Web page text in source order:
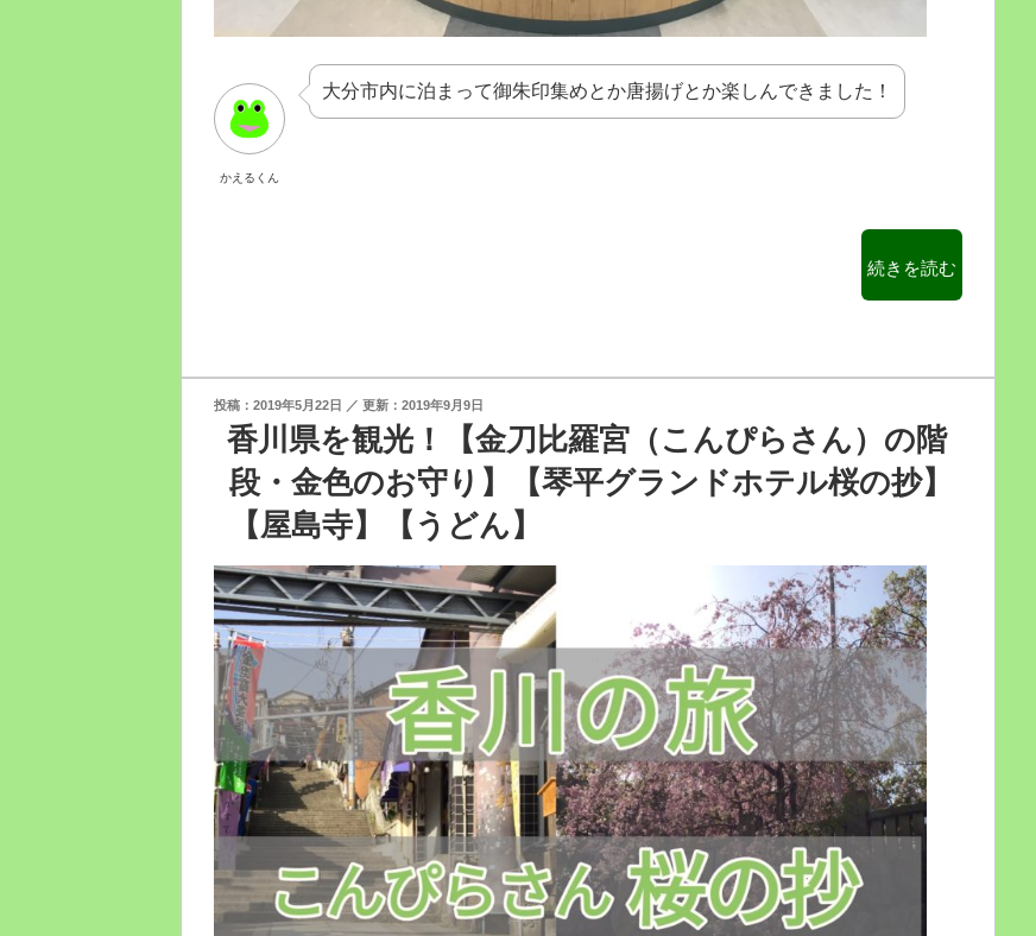
かえるくん
大分市内に泊まって御朱印集めとか唐揚げとか楽しんできました！
“【大
分
を
ろ】
テ
ル
JR
九
州
ホ
テ
ル
ブ
ラ
続きを読む
投
日:
2019年5月22日 2019年9月9日
香川県を観光！【金刀比羅宮（こんぴらさん）の階
段・金色のお守り】【琴平グランドホテル桜の抄】
【屋島寺】【うどん】